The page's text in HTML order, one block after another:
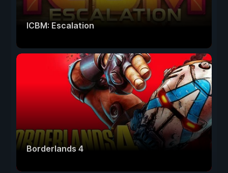
ICBM: Escalation
Borderlands 4